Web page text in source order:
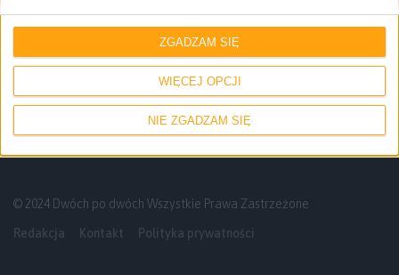
do tej witryny. Możesz w dowolnym momencie zmienić swoje
preferencje lub wycofać zgodę, wracając na tę stronę i klikając
przycisk "Prywatność" na dole strony.
WIĘCEJ OPCJI
NIE ZGADZAM SIĘ
ZGADZAM SIĘ
Fallout 2 w 3D? Tak i to za darmo w
przeglądarce – Mamy do pogrania #23
© 2024 Dwóch po dwóch Wszystkie Prawa Zastrzeżone
Redakcja Kontakt Polityka prywatności